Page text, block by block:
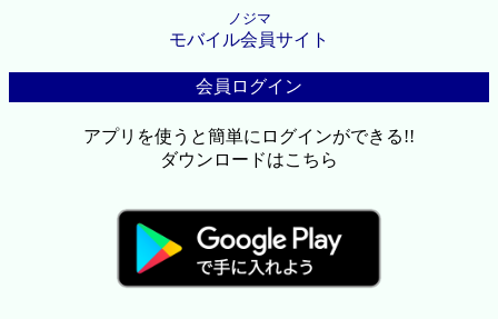
ノジマ
モバイル会員サイト
会員ログイン
アプリを使うと簡単にログインができる!!
ダウンロードはこちら